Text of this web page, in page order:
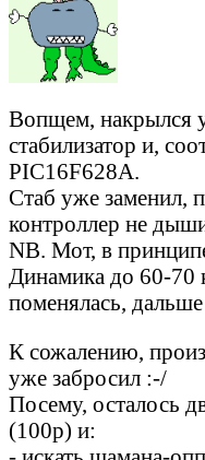
Вопщем, накрылся
стабилизатор и,
PIC16F628A.
Стаб уже заменил,
контроллер не
NB. Мот, в
Динамика до 60-
поменялась,
К сожалению,
уже забросил :-/
Посему, осталось
(100р) и: